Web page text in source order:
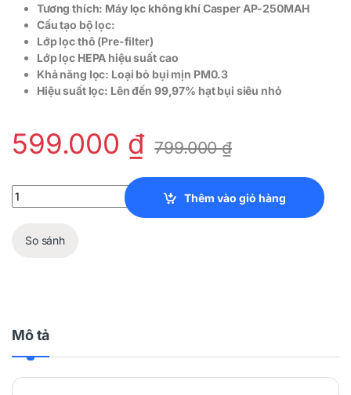
Tương thích: Máy lọc không khí Casper AP-250MAH
Cấu tạo bộ lọc:
Lớp lọc thô (Pre-filter)
Lớp lọc HEPA hiệu suất cao
Khả năng lọc: Loại bỏ bụi mịn PM0.3
Hiệu suất lọc: Lên đến 99,97% hạt bụi siêu nhỏ
599.000 ₫ 799.000₫
Lõi lọc không khí Casper AP-250MAH quantity
Thêm vào giỏ hàng
So sánh
Mô tả